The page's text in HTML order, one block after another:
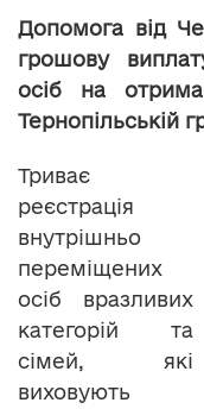
Допомога від
грошову
осіб на
Тернопільській
Триває
реєстрація
внутрішньо
переміщених
осіб вразливих
категорій та
сімей, які
виховують